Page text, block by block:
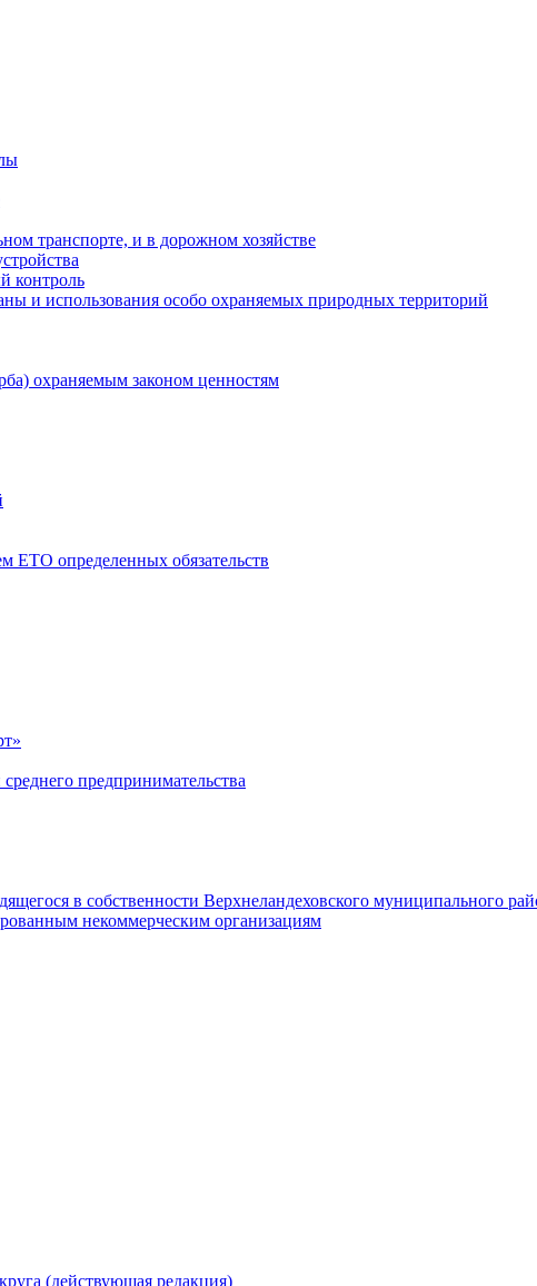
транспорте, и в дорожном хозяйстве
контроль
и использования особо охраняемых природных территорий
охраняемым законом ценностям
ЕТО определенных обязательств
предпринимательства
в собственности Верхнеландеховского муниципального
некоммерческим организациям
(действующая редакция)